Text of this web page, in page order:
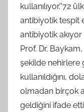
kullanılıyor.''72
antibiyotik tespit
antibiyotik
Prof. Dr. Baykam,
şekilde nehirlere
kullanıldığını,
olmadan birçok
geldiğini ifade